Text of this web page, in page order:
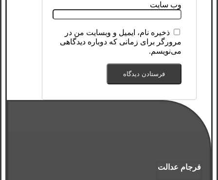
وب‌ سایت
ذخیره نام، ایمیل و وبسایت من در
مرورگر برای زمانی که دوباره دیدگاهی
می‌نویسم.
فرجام عدالت